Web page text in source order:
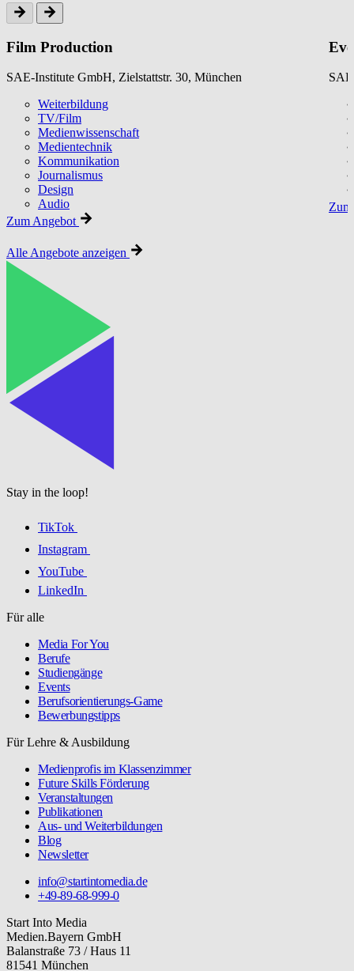
Film Production
SAE-Institute GmbH, Zielstattstr. 30, München
Weiterbildung
TV/Film
Medienwissenschaft
Medientechnik
Kommunikation
Journalismus
Design
Audio
Zum Angebot
Alle Angebote anzeigen
Stay in the loop!
TikTok
Instagram
YouTube
LinkedIn
Für alle
Media For You
Berufe
Studiengänge
Events
Berufsorientierungs-Game
Bewerbungstipps
Für Lehre & Ausbildung
Medienprofis im Klassenzimmer
Future Skills Förderung
Veranstaltungen
Publikationen
Aus- und Weiterbildungen
Blog
Newsletter
info@startintomedia.de
+49-89-68-999-0
Start Into Media
Medien.Bayern GmbH
Balanstraße 73 / Haus 11
81541 München